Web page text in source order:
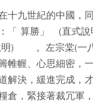
十九世紀的中國，
：「 算勝」 (
) 。左宗棠(一八
帷幄、心思細密，
道解決，緩進完
倉，緊接著裁冗軍